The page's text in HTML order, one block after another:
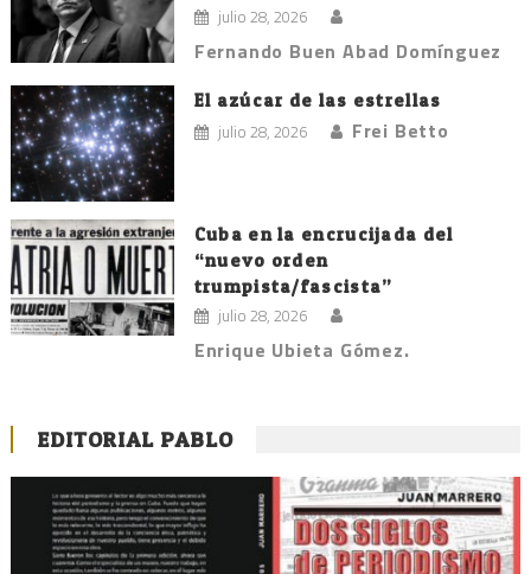
julio 28, 2026
Fernando Buen Abad Domínguez
El azúcar de las estrellas
julio 28, 2026 Frei Betto
Cuba en la encrucijada del
“nuevo orden
trumpista/fascista”
julio 28, 2026
Enrique Ubieta Gómez.
EDITORIAL PABLO